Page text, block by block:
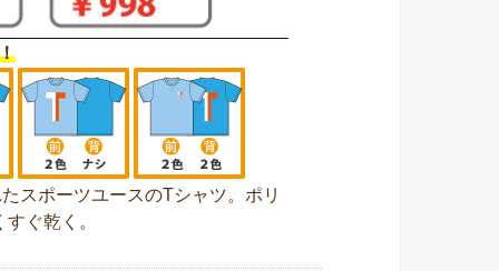
スポーツユースのTシャツ。ポリ
ぐ乾く。